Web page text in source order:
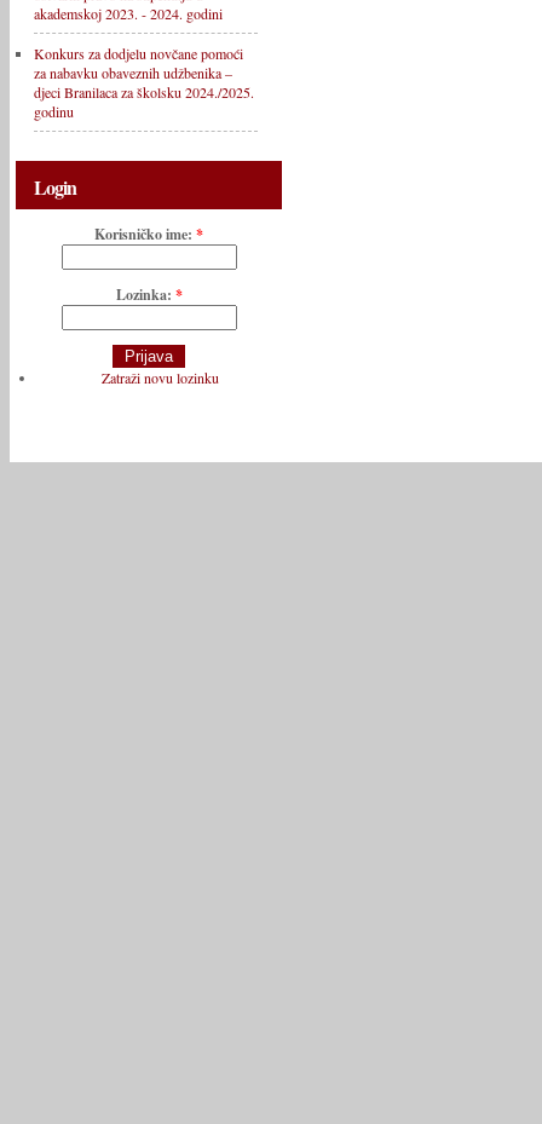
akademskoj 2023. - 2024. godini
Konkurs za dodjelu novčane pomoći
za nabavku obaveznih udžbenika –
djeci Branilaca za školsku 2024./2025.
godinu
Login
Korisničko ime: *
Lozinka: *
Zatraži novu lozinku